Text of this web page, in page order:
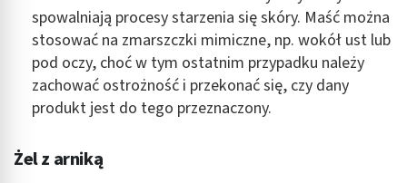
spowalniają procesy starzenia się skóry. Maść można
stosować na zmarszczki mimiczne, np. wokół ust lub
pod oczy, choć w tym ostatnim przypadku należy
zachować ostrożność i przekonać się, czy dany
produkt jest do tego przeznaczony.
Żel z arniką